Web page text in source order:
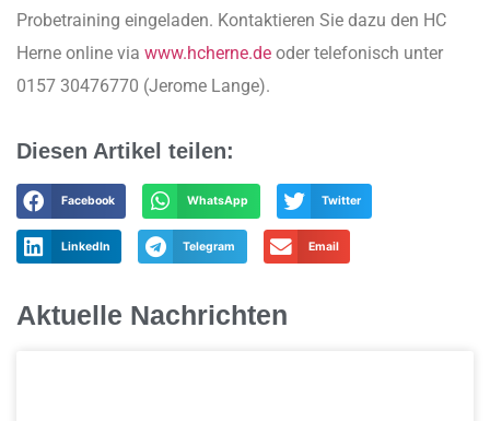
Probetraining eingeladen. Kontaktieren Sie dazu den HC
Herne online via www.hcherne.de oder telefonisch unter
0157 30476770 (Jerome Lange).
Diesen Artikel teilen:
Facebook WhatsApp Twitter
LinkedIn Telegram Email
Aktuelle Nachrichten